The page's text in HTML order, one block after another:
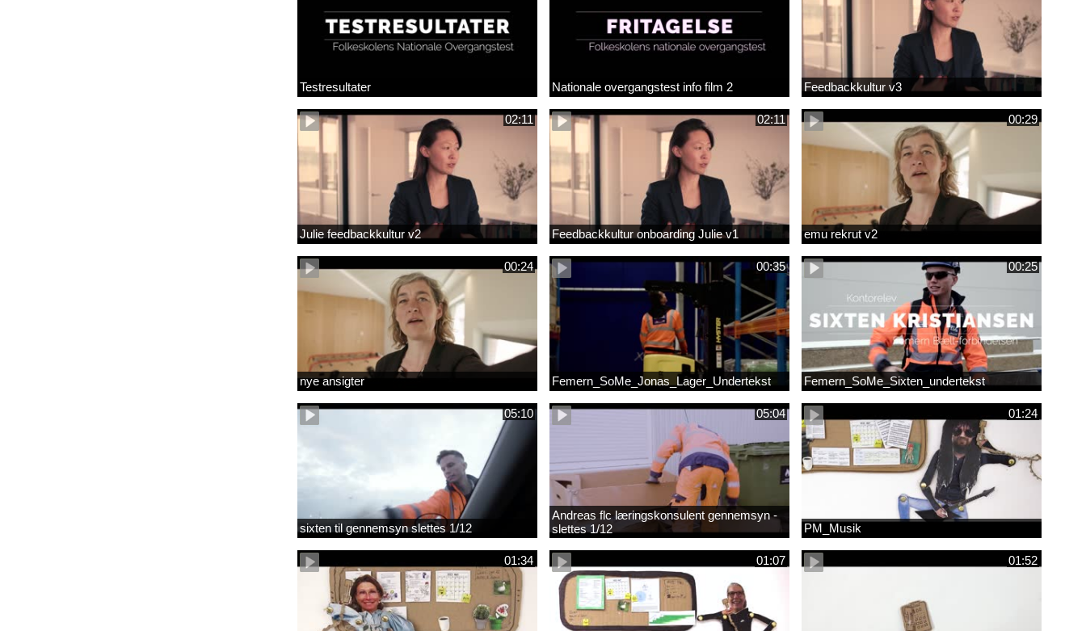
Testresultater Nationale overgangstest info film 2 Feedbackkultur v3
02:11
Julie feedbackkultur v2
02:11
Feedbackkultur onboarding Julie v1
00:29
emu rekrut v2
00:24
nye ansigter
00:35
Femern_SoMe_Jonas_Lager_Undertekst
00:25
Femern_SoMe_Sixten_undertekst
05:10
sixten til gennemsyn slettes 1/12
05:04
Andreas flc læringskonsulent gennemsyn -
slettes 1/12
01:24
PM_Musik
01:34 01:07 01:52